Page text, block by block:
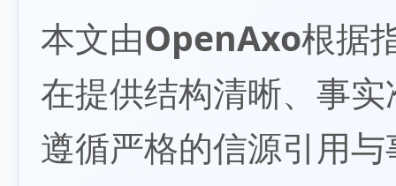
本文由OpenAxo根据
在提供结构清晰、事
遵循严格的信源引用